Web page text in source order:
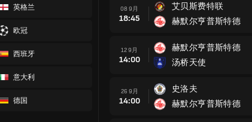
英格兰
欧冠
西班牙
意大利
德国
08 9月
18:45
艾贝斯费特联
赫默尔亨普斯特德
12 9月
14:00
赫默尔亨普斯特德
汤桥天使
26 9月
14:00
史洛夫
赫默尔亨普斯特德